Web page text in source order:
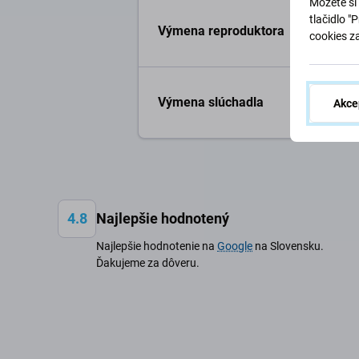
Výmena reproduktora
Výmena slúchadla
4.8 Najlepšie hodnotený
Najlepšie hodnotenie na Google na Slovensku.
Ďakujeme za dôveru.
Môžete
tlačidlo
cookies